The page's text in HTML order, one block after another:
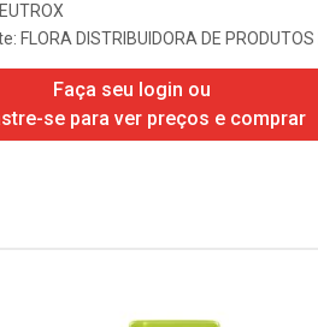
FLORA DISTRIBUIDORA DE
Faça seu login ou
se para ver preços e comprar